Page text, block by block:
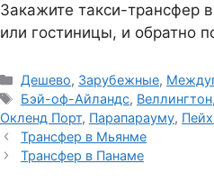
Закажите такси-трансфер
или гостиницы, и обратно
Рубрики
Дешево, Зарубежные,
Метки
Бэй-оф-Айландс, Веллингтон,
Окленд Порт, Парапарауму,
Трансфер в Мьянме
Трансфер в Панаме